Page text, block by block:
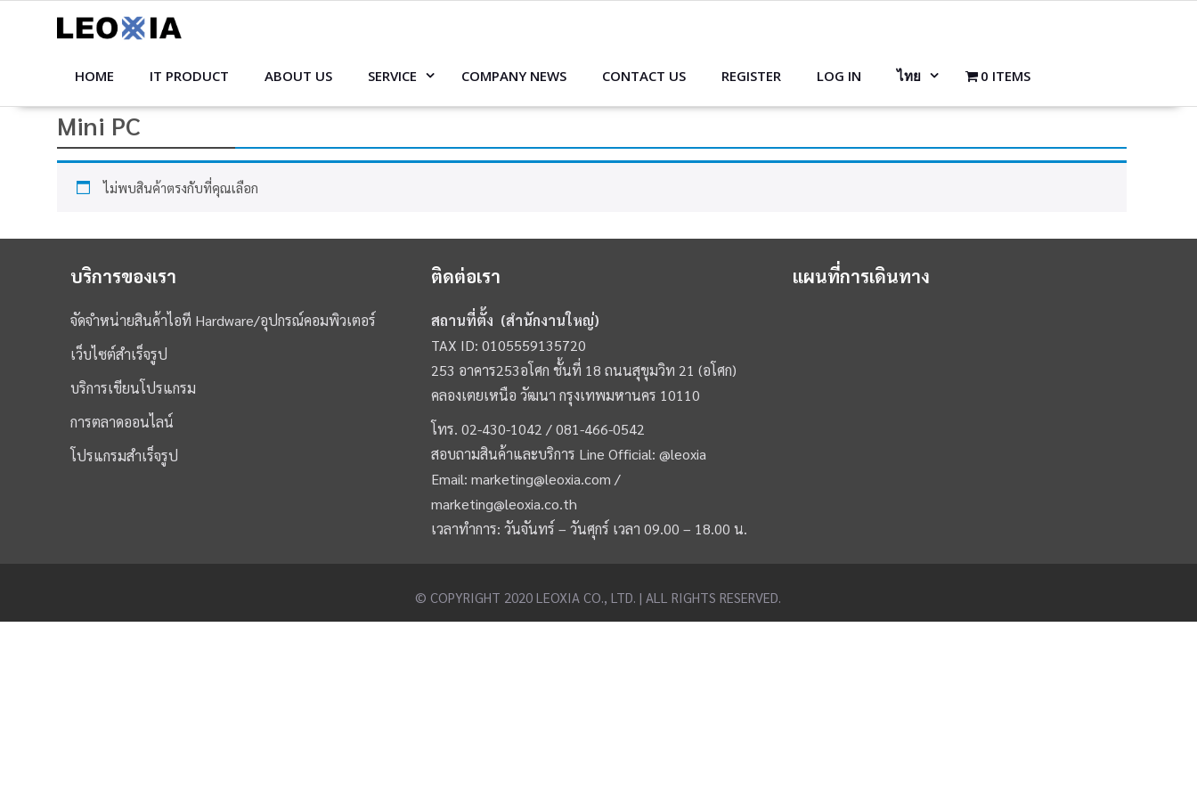
HOME IT PRODUCT ABOUT US SERVICE COMPANY NEWS CONTACT US REGISTER LOG IN ไทย 0 ITEMS
Mini PC
ไม่พบสินค้าตรงกับที่คุณเลือก
บริการของเรา
จัดจำหน่ายสินค้าไอที Hardware/อุปกรณ์คอมพิวเตอร์
เว็บไซต์สำเร็จรูป
บริการเขียนโปรแกรม
การตลาดออนไลน์
โปรแกรมสำเร็จรูป
ติดต่อเรา
สถานที่ตั้ง (สำนักงานใหญ่)
TAX ID: 0105559135720
253 อาคาร253อโศก ชั้นที่ 18 ถนนสุขุมวิท 21 (อโศก)
คลองเตยเหนือ วัฒนา กรุงเทพมหานคร 10110
โทร.02-430-1042 /081-466-0542
สอบถามสินค้าและบริการ Line Official:@leoxia
Email:marketing@leoxia.com /
marketing@leoxia.co.th
เวลาทำการ: วันจันทร์ – วันศุกร์ เวลา 09.00 – 18.00 น.
แผนที่การเดินทาง
© COPYRIGHT 2020 LEOXIA CO., LTD. | ALL RIGHTS RESERVED.